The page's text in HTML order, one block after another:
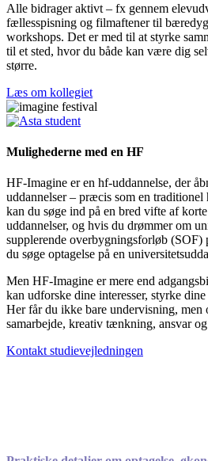
Alle bidrager aktivt – fx gennem
fællesspisning og filmaftener til
workshops. Det er med til at styrke
til et sted, hvor du både kan være dig
større.
Læs om kollegiet
Mulighederne med en HF
HF-Imagine er en hf-uddannelse, der
uddannelser – præcis som en traditionel
kan du søge ind på en bred vifte af
uddannelser, og hvis du drømmer om
supplerende overbygningsforløb (SOF)
du søge optagelse på en
Men HF-Imagine er mere end
kan udforske dine interesser, styrke
Her får du ikke bare undervisning, men
samarbejde, kreativ tænkning, ansvar
Kontakt studievejledningen